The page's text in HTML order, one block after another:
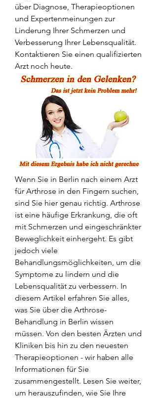
über Diagnose, Therapieoptionen
und Expertenmeinungen zur
Linderung Ihrer Schmerzen und
Verbesserung Ihrer Lebensqualität.
Kontaktieren Sie einen qualifizierten
Arzt noch heute.
Wenn Sie in Berlin nach einem Arzt
für Arthrose in den Fingern suchen,
sind Sie hier genau richtig. Arthrose
ist eine häufige Erkrankung, die oft
mit Schmerzen und eingeschränkter
Beweglichkeit einhergeht. Es gibt
jedoch viele
Behandlungsmöglichkeiten, um die
Symptome zu lindern und die
Lebensqualität zu verbessern. In
diesem Artikel erfahren Sie alles,
was Sie über die Arthrose-
Behandlung in Berlin wissen
müssen. Von den besten Ärzten und
Kliniken bis hin zu den neuesten
Therapieoptionen - wir haben alle
Informationen für Sie
zusammengestellt. Lesen Sie weiter,
um herauszufinden, wie Sie Ihre